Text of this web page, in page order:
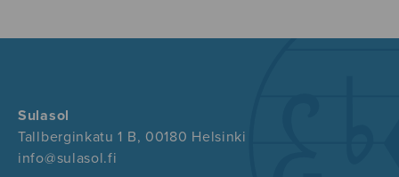
Sulasol
Tallberginkatu 1 B, 00180 Helsinki
info@sulasol.fi